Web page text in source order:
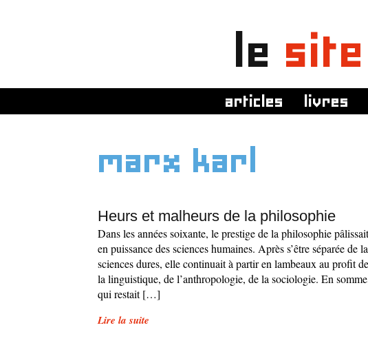
le site
articles livres
marx karl
Heurs et malheurs de la philosophie
Dans les années soixante, le prestige de la philosophie
en puissance des sciences humaines. Après s’être séparée de
sciences dures, elle continuait à partir en lambeaux au profit
la linguistique, de l’anthropologie, de la sociologie. En
qui restait […]
Lire la suite